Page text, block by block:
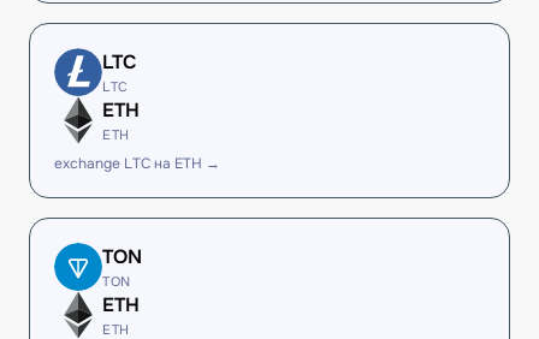
LTC
LTC
ETH
ETH
exchange LTC на ETH →
TON
TON
ETH
ETH